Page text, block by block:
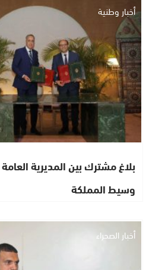
أخبار وطنية
بلاغ مشترك بين المديرية
وسيط المملكة
أخبار الصحراء